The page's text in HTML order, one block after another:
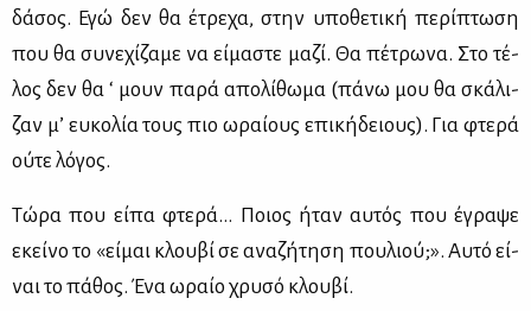
δά­σος. Εγώ δεν θα έτρε­χα, στην υπο­θε­τι­κή πε­ρί­πτω­ση
που θα συ­νε­χί­ζα­με να εί­μα­στε μα­ζί. Θα πέ­τρω­να. Στο τέ­
λος δεν θα ‘ μουν πα­ρά απο­λί­θω­μα (πά­νω μου θα σκά­λι­
ζαν μ’ ευ­κο­λία τους πιο ωραί­ους επι­κή­δειους). Για φτε­ρά
ού­τε λό­γος.
Τώ­ρα που εί­πα φτε­ρά… Ποιος ήταν αυ­τός που έγρα­ψε
εκεί­νο το «εί­μαι κλου­βί σε ανα­ζή­τη­ση που­λιού;». Αυ­τό εί­
ναι το πά­θος. Ένα ωραίο χρυ­σό κλου­βί.